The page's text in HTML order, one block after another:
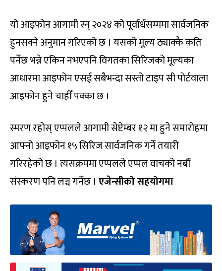
यो आइफोन आगामी स्न् २०२४ को पूर्वार्धसम्ममा सार्वजनिक
हुनसक्ने अनुमान गरिएको छ । यसको मूल्य ठ्याक्कै कति
पर्नेछ भन्ने एकिन नभएपनि विगतका सिरिजको मूल्यका
आधारमा आइफोन एसई सबैभन्दा सस्तो टाइप सी पोर्टवाला
आइफोन हुने चाहीँ पक्का छ ।
स्मरण रहोस् एप्पलले आगामी सेप्टेम्बर १२ मा हुने समारोहमा
आफ्नो आइफोन १५ सिरिज सार्वजनिक गर्ने तयारी
गरिरहेको छ । त्यसक्रममा एप्पलले एप्पल वाचको नबौँ
संस्करण पनि लञ्च गर्नेछ । एजेन्सीको सहयोगमा